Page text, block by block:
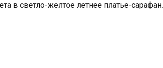
в светло-желтое летнее платье-сарафан.